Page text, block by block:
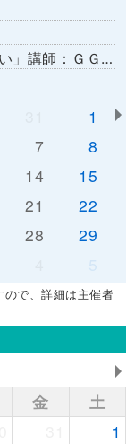
：ＧＧ佐藤さん
1
7
8
14
15
21
22
28
29
5
ので、詳細は主催者
金
土
1